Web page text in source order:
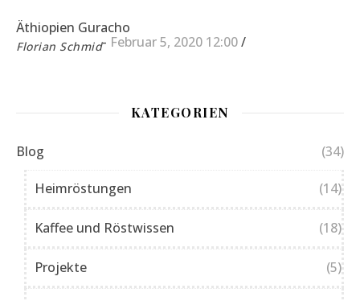
Äthiopien Guracho
- Februar 5, 2020 12:00/
Florian Schmid
KATEGORIEN
Blog (34)
Heimröstungen (14)
Kaffee und Röstwissen (18)
Projekte (5)